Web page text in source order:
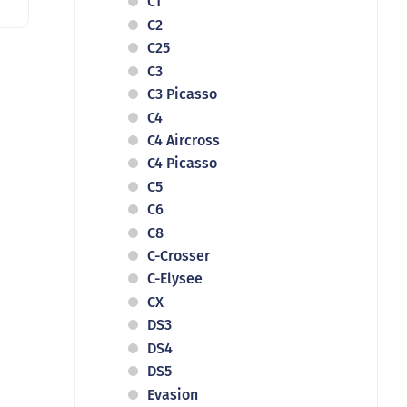
C2
C25
C3
C3 Picasso
C4
C4 Aircross
C4 Picasso
C5
C6
C8
C-Crosser
C-Elysee
CX
DS3
DS4
DS5
Evasion